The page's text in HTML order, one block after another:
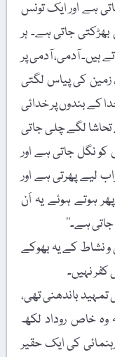
ہے اور ایک تونس
بھڑکتی جاتی ہے۔ ہر
ہیں۔ آدمی، آدمی پر
زمین کی پیاس لگتی
کے بندوں پر خدائی
لگے چلی جاتی
کو نگل جاتی ہے اور
لیے پھرتی ہے اور
ہوتے ہوئے یہ اَن
ہے۔‘‘
و نشاط کے یہ بھوکے
کفر نہیں۔
تمہید باندھنی تھی،
وہ خاص روداد لکھ
کی ایک حقیر